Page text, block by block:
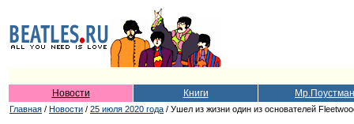
Новости Книги Мр.Поустман
Главная / Новости / 25 июля 2020 года / Ушел из жизни один из основателей